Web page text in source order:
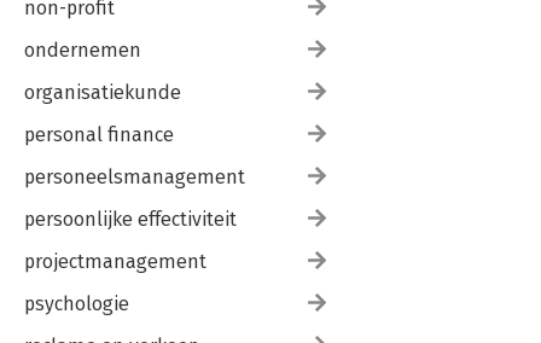
non-profit
ondernemen
organisatiekunde
personal finance
personeelsmanagement
persoonlijke effectiviteit
projectmanagement
psychologie